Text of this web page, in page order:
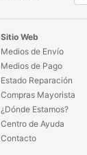
Sitio Web
Medios de Envío
Medios de Pago
Estado Reparación
Compras Mayorista
¿Dónde Estamos?
Centro de Ayuda
Contacto